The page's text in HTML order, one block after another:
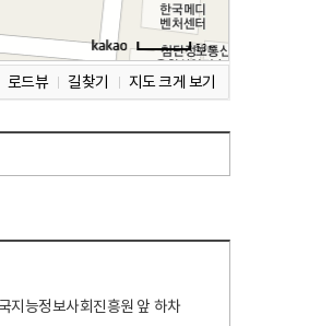
로드뷰 길찾기 지도 크게 보기
지능정보사회진흥원 앞 하차